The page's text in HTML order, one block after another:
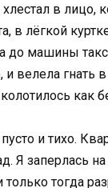
в лицо,
в лёгкой
до машины
и велела гнать
как
и тихо.
Я заперлась
только тогда